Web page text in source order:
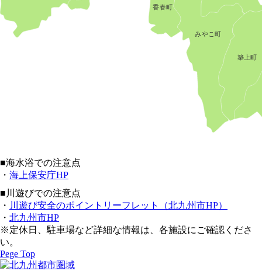
築上町
みやこ町
香春町
■海水浴での注意点
・ 海上保安庁HP
■川遊びでの注意点
・ 川遊び安全のポイントリーフレット（北九州市HP）
・ 北九州市HP
※定休日、駐車場など詳細な情報は、各施設にご確認くださ
い。
Pege Top